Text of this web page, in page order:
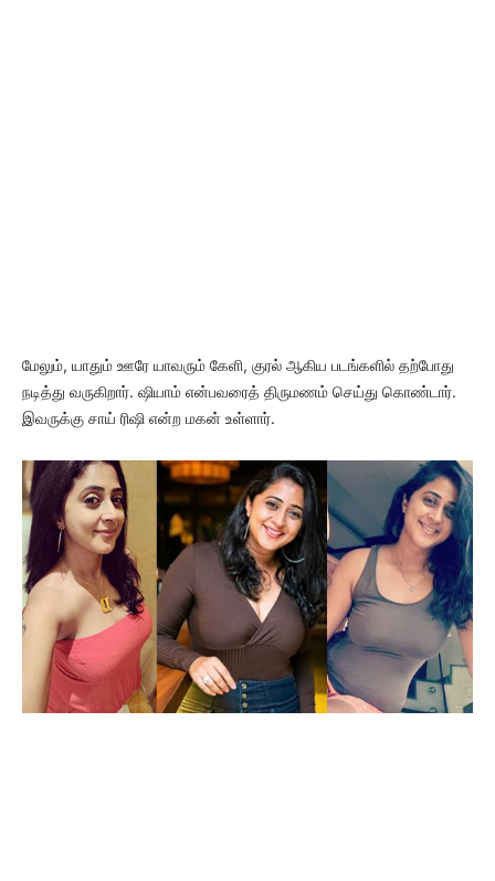
மேலும், யாதும் ஊரே யாவரும் கேளி, குரல் ஆகிய படங்களில் தற்போது
நடித்து வருகிறார். ஷியாம் என்பவரைத் திருமணம் செய்து கொண்டார்.
இவருக்கு சாய் ரிஷி என்ற மகன் உள்ளார்.